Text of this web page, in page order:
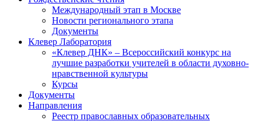
Международный этап в Москве
Новости регионального этапа
Документы
Клевер Лаборатория
«Клевер ДНК» – Всероссийский конкурс на
лучшие разработки учителей в области духовно-
нравственной культуры
Курсы
Документы
Направления
Реестр православных образовательных